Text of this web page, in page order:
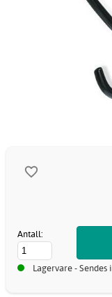
Antall:
Lagervare -